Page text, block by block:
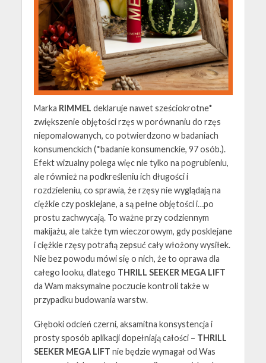
Marka RIMMEL deklaruje nawet sześciokrotne*
zwiększenie objętości rzęs w porównaniu do rzęs
niepomalowanych, co potwierdzono w badaniach
konsumenckich (*badanie konsumenckie, 97 osób.).
Efekt wizualny polega więc nie tylko na pogrubieniu,
ale również na podkreśleniu ich długości i
rozdzieleniu, co sprawia, że rzęsy nie wyglądają na
ciężkie czy posklejane, a są pełne objętości i…po
prostu zachwycają. To ważne przy codziennym
makijażu, ale także tym wieczorowym, gdy posklejane
i ciężkie rzęsy potrafią zepsuć cały włożony wysiłek.
Nie bez powodu mówi się o nich, że to oprawa dla
całego looku, dlatego THRILL SEEKER MEGA LIFT
da Wam maksymalne poczucie kontroli także w
przypadku budowania warstw.
Głęboki odcień czerni, aksamitna konsystencja i
prosty sposób aplikacji dopełniają całości – THRILL
SEEKER MEGA LIFT nie będzie wymagał od Was